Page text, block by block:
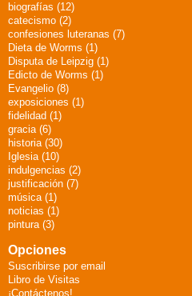
biografías (12)
catecismo (2)
confesiones luteranas (7)
Dieta de Worms (1)
Disputa de Leipzig (1)
Edicto de Worms (1)
Evangelio (8)
exposiciones (1)
fidelidad (1)
gracia (6)
historia (30)
Iglesia (10)
indulgencias (2)
justificación (7)
música (1)
noticias (1)
pintura (3)
Opciones
Suscribirse por email
Libro de Visitas
¡Contáctenos!